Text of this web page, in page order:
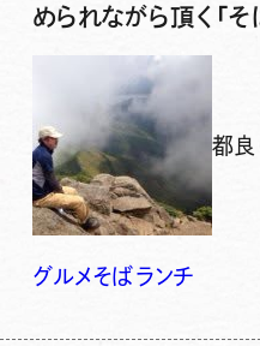
められながら頂く「
都良
グルメそばランチ